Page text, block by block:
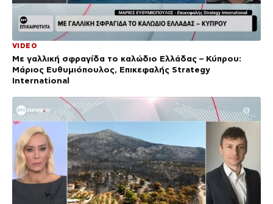
VIDEO
Με γαλλική σφραγίδα το καλώδιο Ελλάδας – Κύπρου:
Μάριος Ευθυμιόπουλος, Επικεφαλής Strategy
International